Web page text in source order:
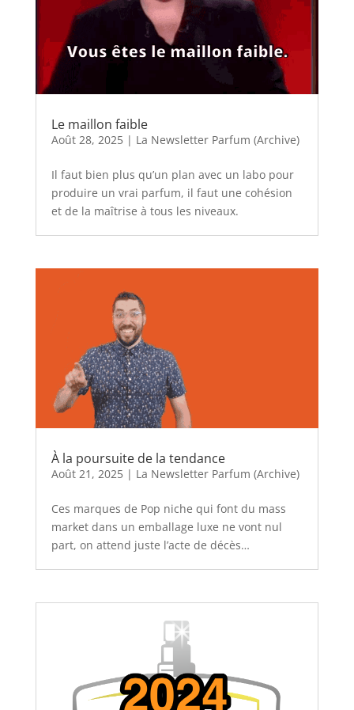
Le maillon faible
Août 28, 2025| La Newsletter Parfum (Archive)
Il faut bien plus qu’un plan avec un labo pour
produire un vrai parfum, il faut une cohésion
et de la maîtrise à tous les niveaux.
À la poursuite de la tendance
Août 21, 2025| La Newsletter Parfum (Archive)
Ces marques de Pop niche qui font du mass
market dans un emballage luxe ne vont nul
part, on attend juste l’acte de décès…